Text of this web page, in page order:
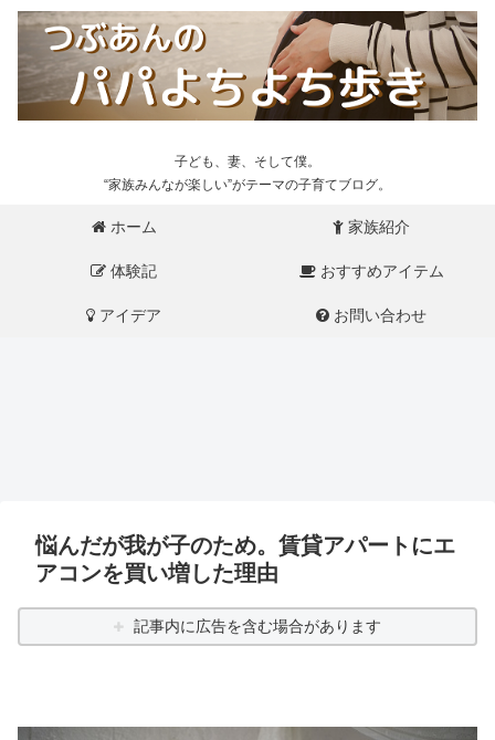
子ども、妻、そして僕。
“家族みんなが楽しい”がテーマの子育てブログ。
ホーム 家族紹介
体験記 おすすめアイテム
アイデア お問い合わせ
悩んだが我が子のため。賃貸アパートにエ
アコンを買い増した理由
記事内に広告を含む場合があります